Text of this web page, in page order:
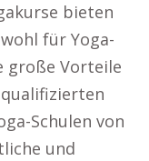
bieten
für Yoga-
große Vorteile
Schulen von
und